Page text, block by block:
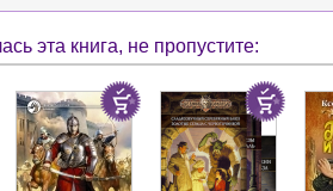
эта книга, не пропустите: